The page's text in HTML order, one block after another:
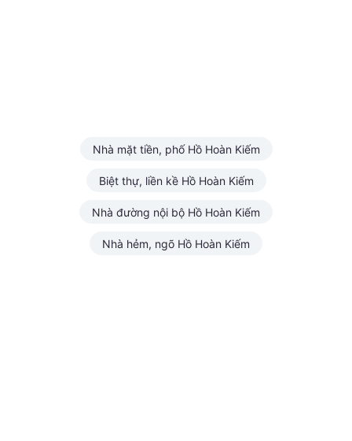
Nhà mặt tiền, phố Hồ Hoàn Kiếm
Biệt thự, liền kề Hồ Hoàn Kiếm
Nhà đường nội bộ Hồ Hoàn Kiếm
Nhà hẻm, ngõ Hồ Hoàn Kiếm